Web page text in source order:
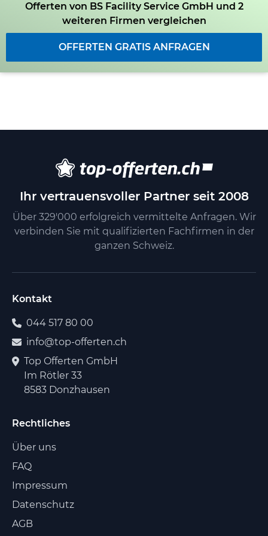
Offerten von BS Facility Service GmbH und 2
weiteren Firmen vergleichen
OFFERTEN GRATIS ANFRAGEN
Ihr vertrauensvoller Partner seit 2008
Über 329'000 erfolgreich vermittelte Anfragen. Wir
verbinden Sie mit qualifizierten Fachfirmen in der
ganzen Schweiz.
Kontakt
044 517 80 00
info@top-offerten.ch
Top Offerten GmbH
Im Rötler 33
8583 Donzhausen
Rechtliches
Über uns
FAQ
Impressum
Datenschutz
AGB